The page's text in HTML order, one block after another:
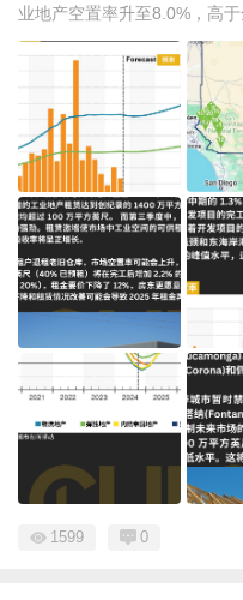
业地产空置率升至8.0%，高于
1599 0